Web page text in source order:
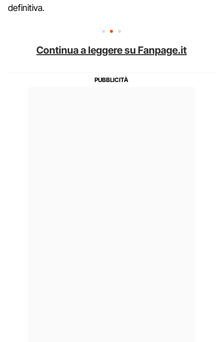
definitiva.
Continua a leggere su Fanpage.it